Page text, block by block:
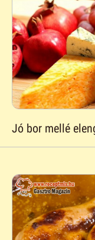
Jó bor mellé